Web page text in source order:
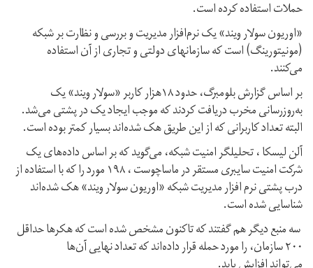
حملات استفاده کرده است.
«اوریون سولار ویند» یک نرم‌افزار مدیریت و بررسی و نظارت بر شبکه
(مونیتورینگ) است که سازمانهای دولتی و تجاری از آن استفاده
می‌کنند.
بر اساس گزارش بلومبرگ، حدود ۱۸هزار کاربر «سولار ویند» یک
به‌روزرسانی مخرب دریافت کردند که موجب ایجاد یک در پشتی می‌شد.
البته تعداد کاربرانی که از این طریق هک شده‌اند بسیار کمتر بوده است.
آلن لیسکا ، تحلیلگر امنیت شبکه، می‌گوید که بر اساس داده‌های یک
شرکت امنیت سایبری مستقر در ماساچوست ، ۱۹۸ مورد را که با استفاده از
درب پشتی نرم افزار مدیریت شبکه «اوریون سولار ویند» هک شده‌اند
شناسایی شده است.
سه منبع دیگر هم گفتند که تاکنون مشخص شده است که هکرها حداقل
۲۰۰ سازمان، را مورد حمله قرار داده‌اند که تعداد نهایی آن‌ها